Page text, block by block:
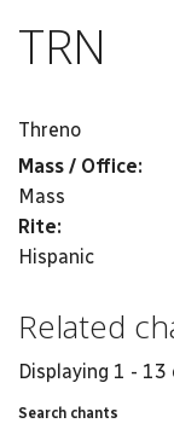
TRN
Threno
Mass / Office:
Mass
Rite:
Hispanic
Related
Displaying 1 -
Search chants